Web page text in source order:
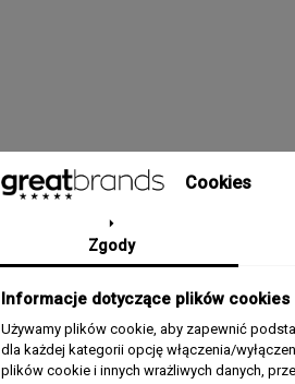
Pasek/
Cookies
Zgody
Informacje dotyczące plików cookies
Używamy plików cookie, aby zapewnić
dla każdej kategorii opcję włączenia/
plików cookie i innych wrażliwych danych,